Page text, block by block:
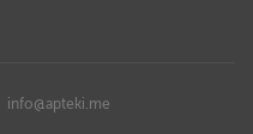
info@apteki.me